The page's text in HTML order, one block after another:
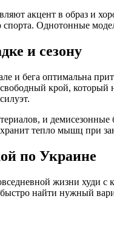
акцент в образ и
Однотонные
и сезону
и бега оптимальна
крой,
и
тепло мышц при
по Украине
жизни худи
найти нужный